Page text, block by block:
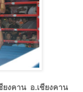
ยงคาน อ.เชียงคาน